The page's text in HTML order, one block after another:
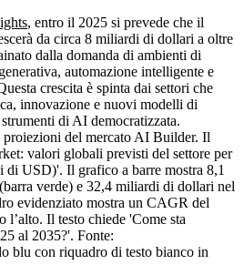
, entro il 2025 si prevede che il
da circa 8 miliardi di dollari a oltre
dalla domanda di ambienti di
automazione intelligente e
crescita è spinta dai settori che
innovazione e nuovi modelli di
di AI democratizzata.